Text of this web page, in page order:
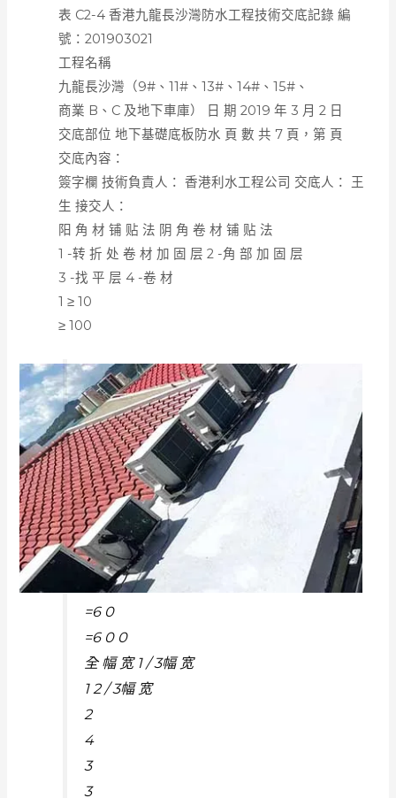
表 C2-4 香港九龍長沙灣防水工程技術交底記錄 編
號：201903021
工程名稱
九龍長沙灣（9#、11#、13#、14#、15#、
商業 B、C 及地下車庫） 日 期 2019 年 3 月 2 日
交底部位 地下基礎底板防水 頁 數 共 7 頁，第 頁
交底內容：
簽字欄 技術負責人： 香港利水工程公司 交底人： 王
生 接交人：
阳 角 材 铺 贴 法 阴 角 卷 材 铺 贴 法
1 -转 折 处 卷 材 加 固 层 2 -角 部 加 固 层
3 -找 平 层 4 -卷 材
1 ≥ 10
≥ 100
=6 0
=6 0 0
全 幅 宽 1 / 3幅 宽
1 2 / 3幅 宽
2
4
3
3